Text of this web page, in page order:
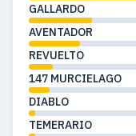
GALLARDO
AVENTADOR
REVUELTO
147 MURCIELAGO
DIABLO
TEMERARIO